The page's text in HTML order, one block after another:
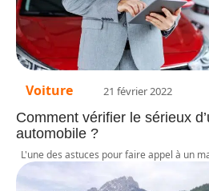
Voiture 21 février 2022
Comment vérifier le sérieux
automobile ?
L'une des astuces pour faire appel à un